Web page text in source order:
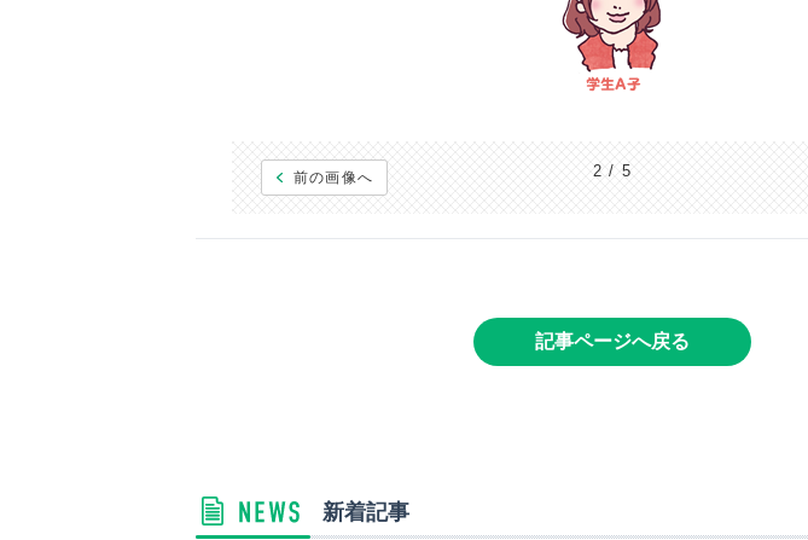
前の画像へ 2 / 5
記事ページへ戻る
新着記事